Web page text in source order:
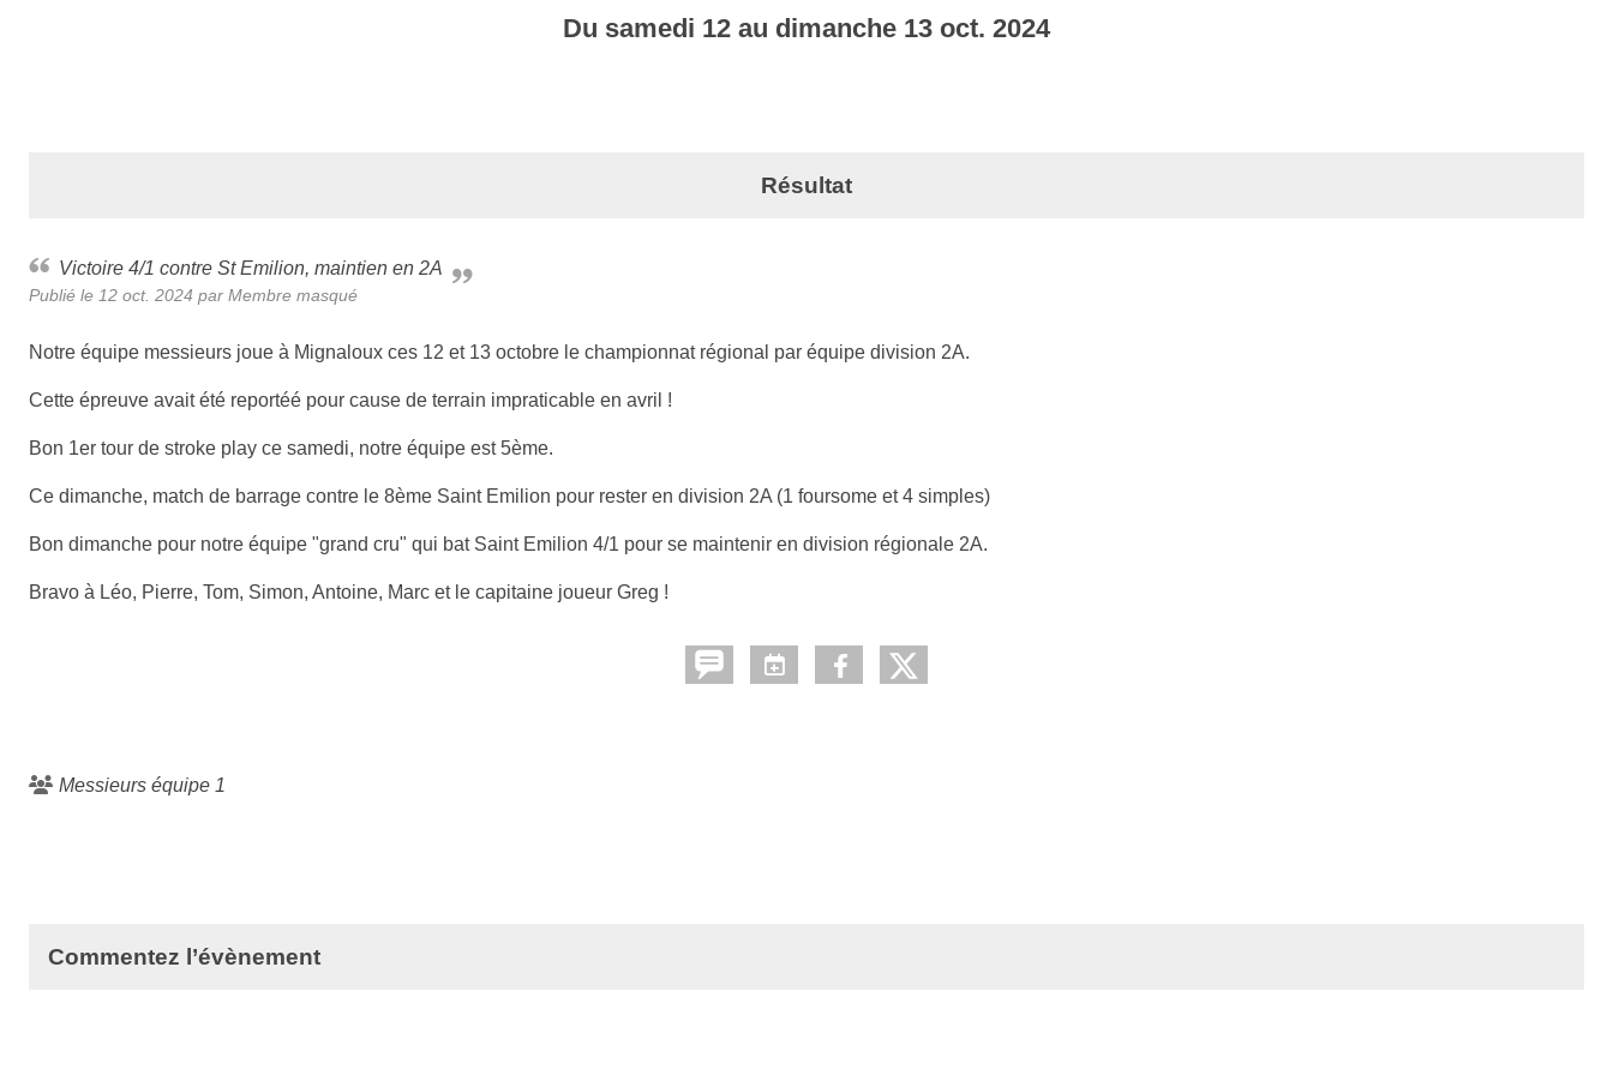
Du samedi 12 au dimanche 13 oct. 2024
Résultat
Victoire 4/1 contre St Emilion, maintien en 2A
Publié le 12 oct. 2024 par Membre masqué
Notre équipe messieurs joue à Mignaloux ces 12 et 13 octobre le championnat régional par équipe division 2A.
Cette épreuve avait été reportéé pour cause de terrain impraticable en avril !
Bon 1er tour de stroke play ce samedi, notre équipe est 5ème.
Ce dimanche, match de barrage contre le 8ème Saint Emilion pour rester en division 2A (1 foursome et 4 simples)
Bon dimanche pour notre équipe "grand cru" qui bat Saint Emilion 4/1 pour se maintenir en division régionale 2A.
Bravo à Léo, Pierre, Tom, Simon, Antoine, Marc et le capitaine joueur Greg !
Messieurs équipe 1
Commentez l’évènement